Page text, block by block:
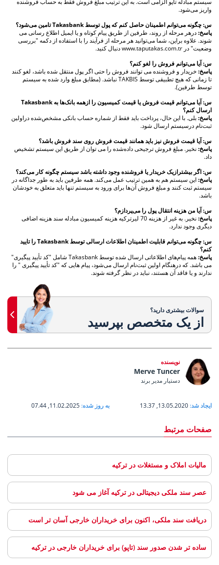
سیستم مبادله تاپو الزامی است. به این ترتیب مبلغ فروش فقط به حساب فروشنده
واریز می‌شود.
س: چگونه می‌توانم اطمینان حاصل کنم که پول توسط Takasbank تامین می‌شود؟
پاسخ:درهر مرحله از روند، طرفین از طریق پیام کوتاه و یا ایمیل اطلاع رسانی می
شوند. علاوه براین، شما می‌توانید هر مرحله از فرآیند را با استفاده از دکمه "بررسی
وضعیت" در www.taputakas.com.tr دنبال کنید.
س: آیا می‌توانم فروش را لغو کنم؟
پاسخ:خریدار و فروشنده می توانند فروش را حتی اگر پول منتقل شده باشد، لغو کنند
تا زمانی که هیچ تطبیقی توسط TAKBIS نباشد. (مطابق مبلغ وارد شده به سیستم
توسط طرفین).
س: آیا می‌توانم قیمت فروش یا قیمت کمیسیون را ازهمه بانک‌ها به Takasbank
ارسال کنم؟
پاسخ:بلی. با این حال، پرداخت باید فقط از شماره حساب بانکی مشخص‌شده دراولین
ثبت‌نام درسیستم ارسال شود.
س: آیا قیمت فروش نیز باید همانند قیمت فروش روی سند فروش باشد؟
پاسخ:نخیر. مبلغ فروش ترجیحی داده‌شده را می توان از طریق این سیستم تشخیص
داد.
س: اگر بیشترازیک خریدار یا فروشنده وجود داشته باشد سیستم چگونه کار می‌کند؟
پاسخ:این سیستم هم به همین ترتیب عمل می‌کند. همه طرفین باید به طور جداگانه در
سیستم ثبت‌ کنند و مبلغ فروش آن‌ها برای ورود به سیستم تنها باید متعلق به خودشان
باشد.
س: آیا من هزینه انتقال پول را می‌پردازم؟
پاسخ:
نخیر. به غیر از هزینه 70 لیرترکیه هزینه کمیسیون مبادله سند هزینه اضافی
دیگری وجود ندارد.
س: چگونه می‌توانم قابلیت اطمینان اطلاعات ارسالی توسط Takasbank را تایید
کنم؟
پاسخ:
همه پیام‌های اطلاعاتی ارسال شده توسط Takasbank شامل "کد تأیید پیگیری"
می باشد. که درهنگام اولین ثبت‌نام ارسال می‌شود، پیام هایی که "کد تأیید پیگیری " را
ندارند و یا فاقد آن هستند، نباید در نظر گرفته شوند.
سوالات بیشتری دارید؟
از یک متخصص بپرسید
نویسنده
Merve Tuncer
دستیار مدیر برند
ایجاد شد: به روز شده:
صفحات مرتبط
مالیات املاک و مستغلات در ترکیه
عصر سند ملکی دیجیتالی در ترکیه آغاز می شود
دریافت سند ملکی، اکنون برای خریداران خارجی آسان تر است
ساده تر شدن صدور سند (تاپو) برای خریداران خارجی در ترکیه